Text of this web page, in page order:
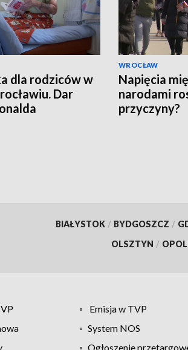
dla rodziców w
Dar
WROCŁAW
Napięcia
narodami
przyczyny?
BIAŁYSTOK / BYDGOSZCZ /
OLSZTYN /
Emisja w TVP
System NOS
Ogłoszenie